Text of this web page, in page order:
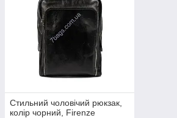
Стильний чоловічий рюкзак,
колір чорний, Firenze